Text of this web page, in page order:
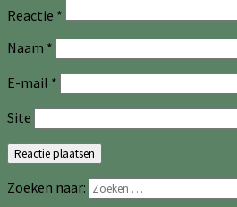
Reactie *
Naam *
E-mail *
Site
Zoeken naar: